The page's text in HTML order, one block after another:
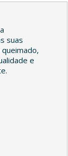
suas
e